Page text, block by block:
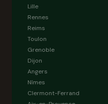
Lille
Rennes
Reims
Toulon
Grenoble
Dijon
Angers
Nîmes
Clermont-Ferrand